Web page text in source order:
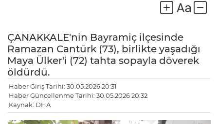
ÇANAKKALE'nin Bayramiç ilçesinde
Ramazan Cantürk (73), birlikte yaşadığı
Maya Ülker'i (72) tahta sopayla döverek
öldürdü.
Haber Giriş Tarihi: 30.05.2026 20:31
Haber Güncellenme Tarihi: 30.05.2026 20:32
Kaynak: DHA